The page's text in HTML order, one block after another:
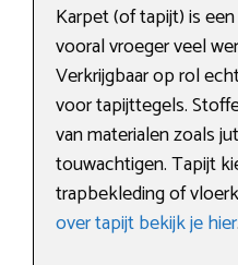
Karpet (of tapijt) is
vooral vroeger veel
Verkrijgbaar op rol
voor tapijttegels.
van materialen zoals
touwachtigen. Tapijt
trapbekleding of
over tapijt bekijk je hier.